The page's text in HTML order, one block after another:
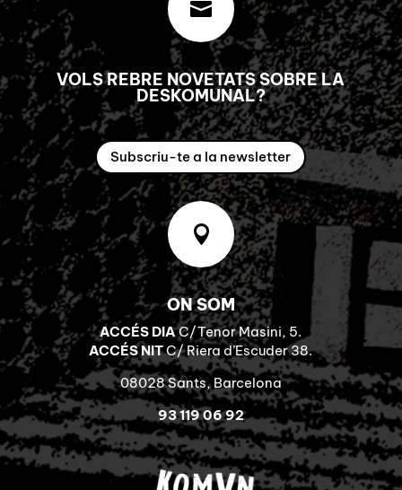

VOLS REBRE NOVETATS SOBRE LA
DESKOMUNAL?
Subscriu-te a la newsletter

ON SOM
ACCÉS DIAC/Tenor Masini, 5.
ACCÉS NITC/ Riera d’Escuder 38.
08028 Sants, Barcelona
93 119 06 92